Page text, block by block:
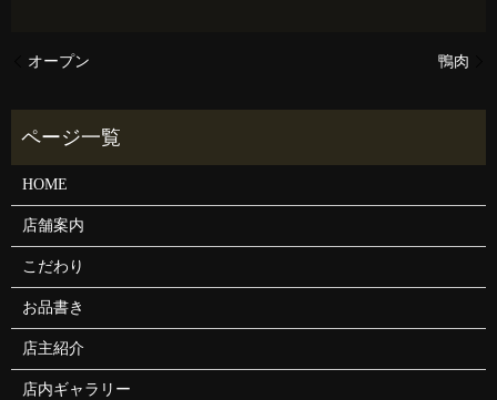
オープン 鴨肉
HOME
店舗案内
こだわり
お品書き
店主紹介
店内ギャラリー